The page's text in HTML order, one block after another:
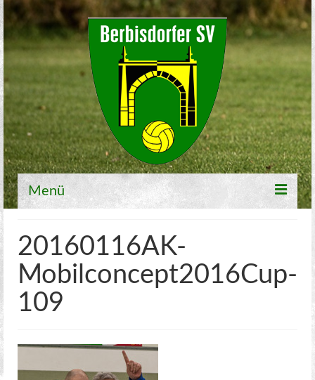
Menü
Fußball
2. Mannschaft
2. Stadtklasse Dresden
20160116AK-
Mobilconcept2016Cup-
109